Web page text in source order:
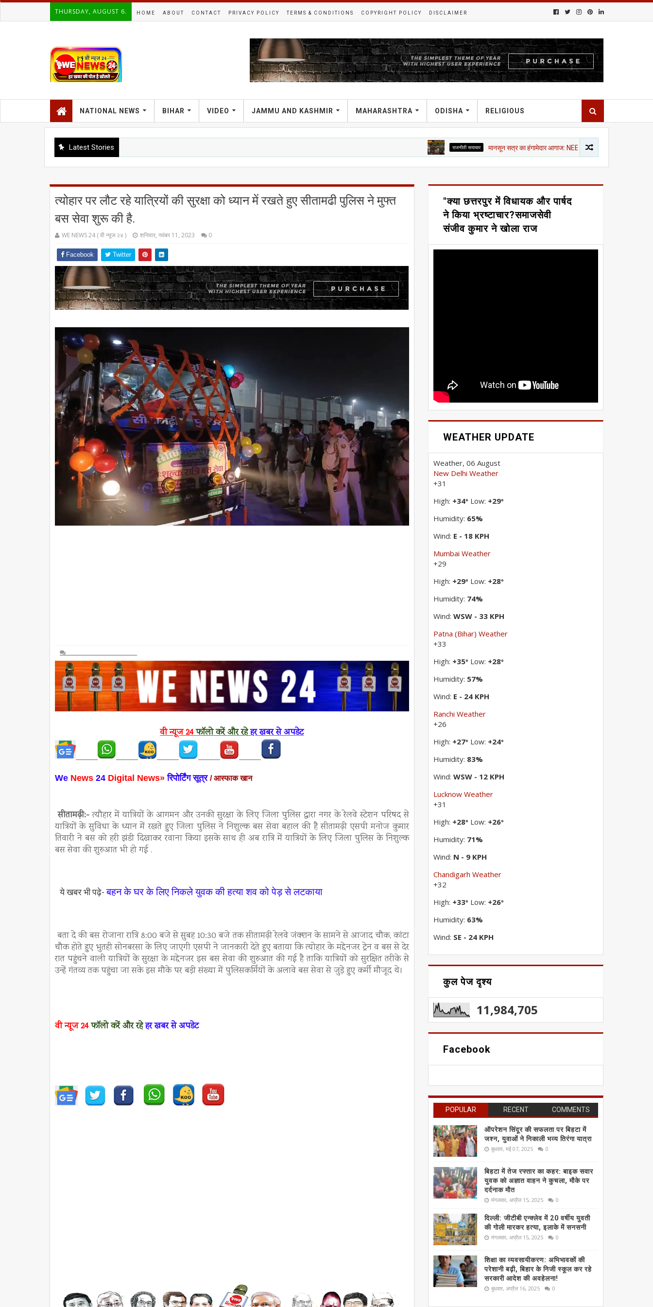
THURSDAY, AUGUST 6. HOME ABOUT CONTACT PRIVACY POLICY TERMS & CONDITIONS COPYRIGHT POLICY DISCLAIMER
NATIONAL NEWS BIHAR VIDEO JAMMU AND KASHMIR MAHARASHTRA ODISHA RELIGIOUS
Latest Stories राजनीती समाचार मानसून सत्र का हंगामेदार आगाज: NEET, राम मंदिर चंदा और CJP मार्च पर विपक्ष का
त्योहार पर लौट रहे यात्रियों की सुरक्षा को ध्यान में रखते हुए सीतामढी पुलिस ने मुफ्त
बस सेवा शुरू की है.
WE NEWS 24 ( वी न्यूज २४ ) शनिवार, नवंबर 11, 2023 0
Facebook Twitter
वी न्यूज24फॉलो करेंऔर रहेहर खबर से अपडेट
We News 24 Digital News»रिपोर्टिंग सूत्र / आस्फाक खान
सीतामढ़ी:-त्यौहार में यात्रियों के आगमन और उनकी सुरक्षा के लिए जिला पुलिस द्वारा नगर के रेलवे स्टेशन परिषद से
यात्रियों के सुविधा के ध्यान में रखते हुए जिला पुलिस ने निशुल्क बस सेवा बहाल की है सीतामढ़ी एसपी मनोज कुमार
तिवारी ने बस को हरी झंडी दिखाकर रवाना किया इसके साथ ही अब रात्रि में यात्रियों के लिए जिला पुलिस के निशुल्क
बस सेवा की शुरुआत भी हो गई .
ये खबर भी पढ़े-बहन के घर के लिए निकले युवक की हत्या शव को पेड़ से लटकाया
बता दे की बस रोजाना रात्रि 8:00 बजे से सुबह 10:30 बजे तक सीतामढ़ी रेलवे जंक्शन के सामने से आजाद चौक, कांटा
चौक होते हुए भुतही सोनबरसा के लिए जाएगी एसपी ने जानकारी देते हुए बताया कि त्योहार के मद्देनजर ट्रेन व बस से देर
रात पहुंचने वाली यात्रियों के सुरक्षा के मद्देनजर इस बस सेवा की शुरुआत की गई है ताकि यात्रियों को सुरक्षित तरीके से
उन्हें गंतव्य तक पहुंचा जा सके इस मौके पर बड़ी संख्या में पुलिसकर्मियों के अलावे बस सेवा से जुड़े हुए कर्मी मौजूद थे।
वी न्यूज24फॉलो करेंऔर रहेहर खबर से अपडेट
"क्या छत्तरपुर में विधायक और पार्षद
ने किया भ्रष्टाचार?समाजसेवी
संजीव कुमार ने खोला राज
WEATHER UPDATE
Weather, 06 August
New Delhi Weather
+31
High: +34° Low: +29°
Humidity: 65%
Wind: E - 18 KPH
Mumbai Weather
+29
High: +29° Low: +28°
Humidity: 74%
Wind:WSW - 33 KPH
Patna (Bihar) Weather
+33
High: +35° Low: +28°
Humidity: 57%
Wind: E - 24 KPH
Ranchi Weather
+26
High: +27° Low: +24°
Humidity: 83%
Wind:WSW - 12 KPH
Lucknow Weather
+31
High: +28° Low: +26°
Humidity: 71%
Wind: N - 9 KPH
Chandigarh Weather
+32
High: +33° Low: +26°
Humidity: 63%
Wind: SE - 24 KPH
कुल पेज दृश्य
11,984,705
Facebook
POPULAR RECENT COMMENTS
ऑपरेशन सिंदूर की सफलता पर बिहटा में
जश्न, युवाओं ने निकाली भव्य तिरंगा यात्रा
बुधवार, मई 07, 2025 0
बिहटा में तेज रफ्तार का कहर: बाइक सवार
युवक को अज्ञात वाहन ने कुचला, मौके पर
दर्दनाक मौत
मंगलवार, अप्रैल 15, 2025 0
दिल्ली: जीटीबी एन्क्लेव में 20 वर्षीय युवती
की गोली मारकर हत्या, इलाके में सनसनी
मंगलवार, अप्रैल 15, 2025 0
शिक्षा का व्यवसायीकरण: अभिभावकों की
परेशानी बढ़ी, बिहार के निजी स्कूल कर रहे
सरकारी आदेश की अवहेलना!
बुधवार, अप्रैल 16, 2025 0